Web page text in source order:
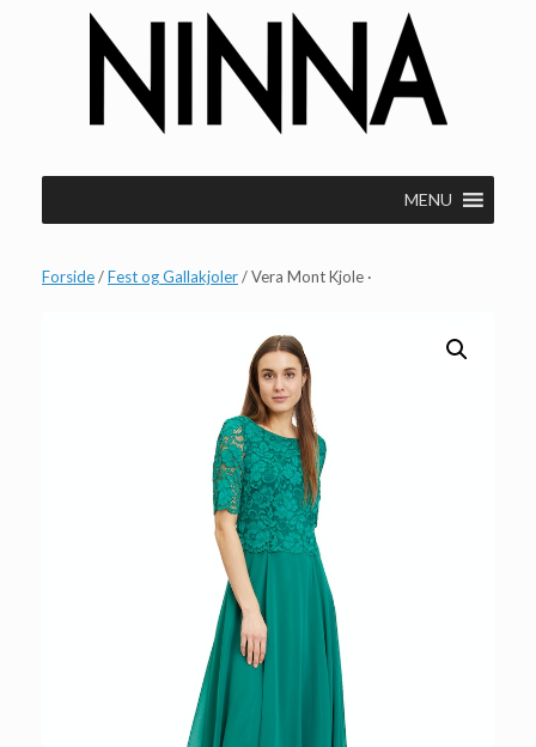
MENU
Forside/Fest og Gallakjoler/ Vera Mont Kjole ·